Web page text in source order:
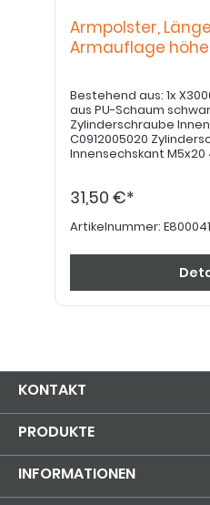
Armpolster,
Armauflage
Bestehend aus: 1x
aus PU-Schaum
Zylinderschraube
C0912005020
Innensechskant M5x20
31,50 €*
Artikelnummer:
KONTAKT
PRODUKTE
INFORMATIONEN